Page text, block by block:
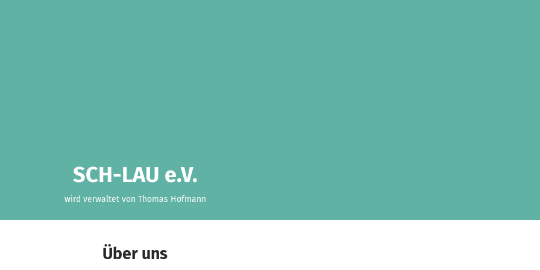
SCH-LAU e.V.
wird verwaltet von Thomas Hofmann
Über uns